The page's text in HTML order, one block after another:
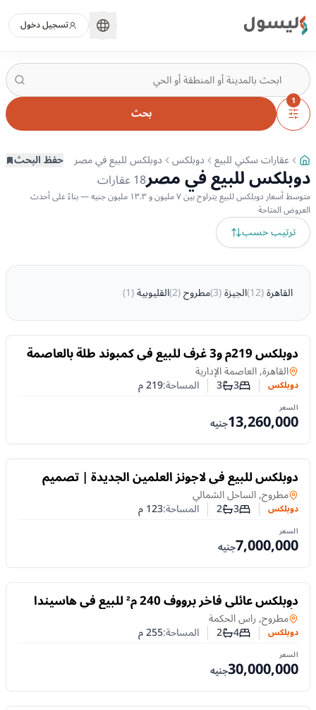
ليسول تسجيل دخول
1
بحث
عقارات سكني للبيع دوبلكس دوبلكس للبيع في مصر حفظ البحث
دوبلكس للبيع في مصر18عقارات
متوسط أسعار دوبلكس للبيع يتراوح بين ٧ مليون و ١٣.٣ مليون جنيه — بناءً على أحدث
العروض المتاحة
ترتيب حسب
القاهرة(
12
)الجيزة(
3
)مطروح(
2
)القليوبية(
1
)
للبيع دوبلكس 219م و3 غرف للبيع في كمبوند طلة بالعاصمة
الإدارية الجديدة
دوبلكس في
القاهرة, العاصمة الإدارية
دوبلكس عدد غرف النوم
3عدد الحمامات
3 المساحة:219م
السعر
13,260,000جنيه
للبيع
دوبلكس للبيع في لاجونز العلمين الجديدة | تصميم
مميز داخل مشروع متكامل
دوبلكسفي
مطروح, الساحل الشمالي
دوبلكس عدد غرف النوم
3عدد الحمامات
2 المساحة:123م
السعر
7,000,000جنيه
للبيع دوبلكس عائلي فاخر برووف 240 م² للبيع في هاسيندا
رأس الحكمة | 4 غرف + غرفة مربية | مقدم 5%.
دوبلكسفي
مطروح, راس الحكمة
دوبلكس عدد غرف النوم
4عدد الحمامات
2 المساحة:255م
السعر
30,000,000جنيه